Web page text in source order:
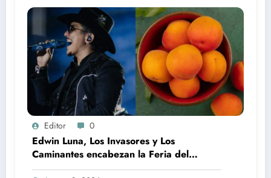
Editor 0
Edwin Luna, Los Invasores y Los
Caminantes encabezan la Feria del
Durazno en Tetela de Ocampo